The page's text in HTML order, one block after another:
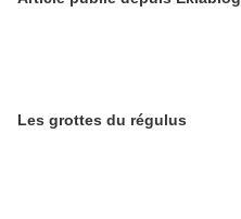
Les grottes du régulus